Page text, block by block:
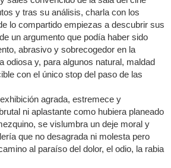
y tras su análisis, charla con los
lo compartido empiezas a descubrir sus
un argumento que podía haber sido
abrasivo y sobrecogedor en la
odiosa y, para algunos natural, maldad
con el único stop del paso de las
agrada, estremece y
ni aplastante como hubiera planeado
se vislumbra un deje moral y
que no desagrada ni molesta pero
al paraíso del dolor, el odio, la rabia